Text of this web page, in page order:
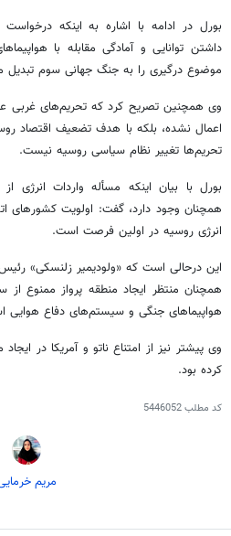
بورل در ادامه با اشاره به اینکه
داشتن توانایی و آمادگی مقابله با
موضوع درگیری را به جنگ جهانی سوم تبدیل
وی همچنین تصریح کرد که تحریم‌های
اعمال نشده، بلکه با هدف تضعیف اقتصاد
تحریم‌ها تغییر نظام سیاسی روسیه نیست.
بورل با بیان اینکه مسأله واردات انرژی
همچنان وجود دارد، گفت: اولویت کشورهای
انرژی روسیه در اولین فرصت است.
ایندرحالی است که «ولودیمیر زلنسکی»
همچنان منتظر ایجاد منطقه پرواز ممنوع
هواپیماهای جنگی و سیستم‌های دفاع هوایی
ویپیشتر نیز از امتناع ناتو و آمریکا در
کرده بود.
کد مطلب5446052
مریم